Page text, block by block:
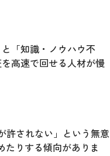
「知識・ノウハウ不
高速で回せる人材が慢
許されない」という無意
りする傾向がありま